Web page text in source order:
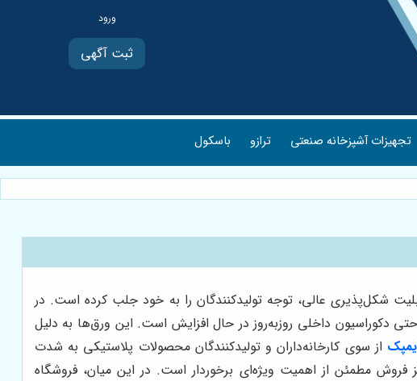
ثبت آگهی
تجهیزات آشپزخانه صنعتی ترازو باسکول
شکل‌پذیری عالی، توجه تولیدکنندگان را به خود جلب کرده است. در
دکوراسیون داخلی روزبه‌روز در حال افزایش است. این ورق‌ها به دلیل
از سوی کارخانه‌داران و تولیدکنندگان محصولات پلاستیکی به شدت
فروش مطمئن از اهمیت ویژه‌ای برخوردار است. در این میان، فروشگاه